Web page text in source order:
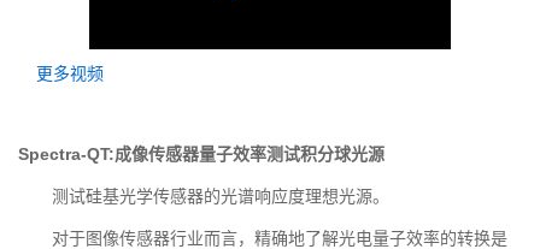
更多视频
Spectra-QT:成像传感器量子效率测试积分球光源
测试硅基光学传感器的光谱响应度理想光源。
对于图像传感器行业而言，精确地了解光电量子效率的转换是